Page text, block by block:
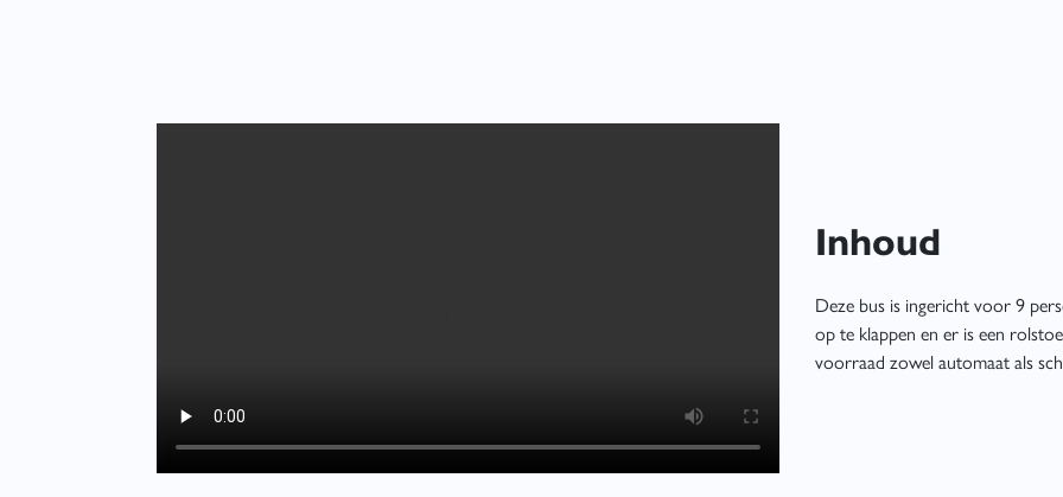
Inhoud
Deze bus is ingericht voor 9
op te klappen en er is een
voorraad zowel automaat als